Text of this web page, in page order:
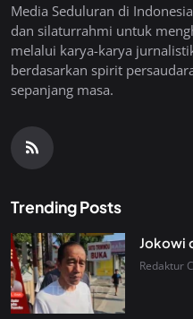
Media Seduluran di
dan silaturrahmi untuk
melalui karya-karya
berdasarkan spirit
sepanjang masa.
Trending Posts
Jokowi
Redaktur